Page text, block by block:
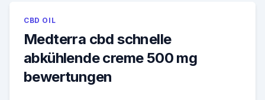
CBD OIL
Medterra cbd schnelle
abkühlende creme 500 mg
bewertungen